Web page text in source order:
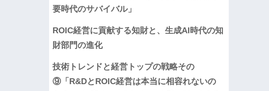
要時代のサバイバル」
ROIC経営に貢献する知財と、生成AI時代の知
財部門の進化
技術トレンドと経営トップの戦略その
⑨「R&DとROIC経営は本当に相容れないの